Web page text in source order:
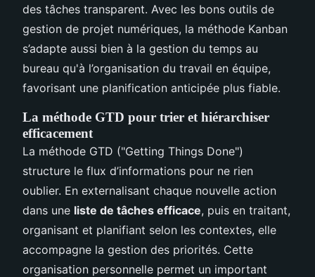
des tâches transparent. Avec les bons outils de
gestion de projet numériques, la méthode Kanban
s’adapte aussi bien à la gestion du temps au
bureau qu'à l’organisation du travail en équipe,
favorisant une planification anticipée plus fiable.
La méthode GTD pour trier et hiérarchiser
efficacement
La méthode GTD ("Getting Things Done")
structure le flux d’informations pour ne rien
oublier. En externalisant chaque nouvelle action
dans une liste de tâches efficace, puis en traitant,
organisant et planifiant selon les contextes, elle
accompagne la gestion des priorités. Cette
organisation personnelle permet un important